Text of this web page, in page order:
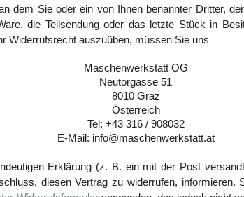
dem Sie oder ein von Ihnen benannter Dritter,
die Teilsendung oder das letzte Stück in
Widerrufsrecht auszuüben, müssen Sie uns
Maschenwerkstatt OG
Neutorgasse 51
8010 Graz
Österreich
Tel: +43 316 / 908032
E-Mail: info@maschenwerkstatt.at
Erklärung (z. B. ein mit der Post
diesen Vertrag zu widerrufen, informieren.